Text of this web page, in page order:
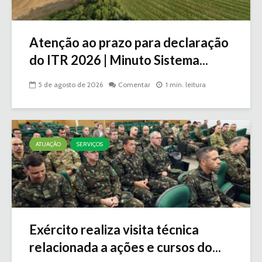
Atenção ao prazo para declaração
do ITR 2026 | Minuto Sistema...
5 de agosto de 2026 Comentar 1 min. leitura
ATUAÇÃO SERVIÇOS
Exército realiza visita técnica
relacionada a ações e cursos do...